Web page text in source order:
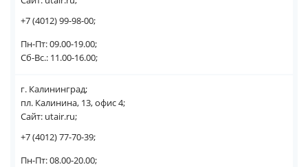
+7 (4012) 99-98-00;
Пн-Пт: 09.00-19.00;
Сб-Вс.: 11.00-16.00;
г. Калининград;
пл. Калинина, 13, офис 4;
Сайт: utair.ru;
+7 (4012) 77-70-39;
Пн-Пт: 08.00-20.00;